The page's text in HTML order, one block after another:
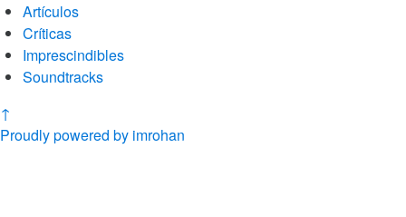
Artículos
Críticas
Imprescindibles
Soundtracks
↑
Proudly powered by imrohan